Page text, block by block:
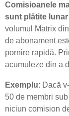
Comisioanele
sunt plătite lunar
volumul Matrix
de abonament
pornire rapidă.
acumuleze din a
Exemplu: Dacă
50 de membri
niciun comision